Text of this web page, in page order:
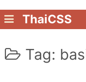
ThaiCSS
Tag: